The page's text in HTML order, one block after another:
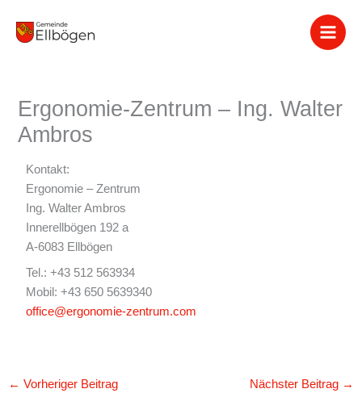
Inhalt
Ergonomie-Zentrum – Ing. Walter
Ambros
Kontakt:
Ergonomie – Zentrum
Ing. Walter Ambros
Innerellbögen 192 a
A-6083 Ellbögen
Tel.: +43 512 563934
Mobil: +43 650 5639340
office@ergonomie-zentrum.com
← Vorheriger Beitrag Nächster Beitrag →